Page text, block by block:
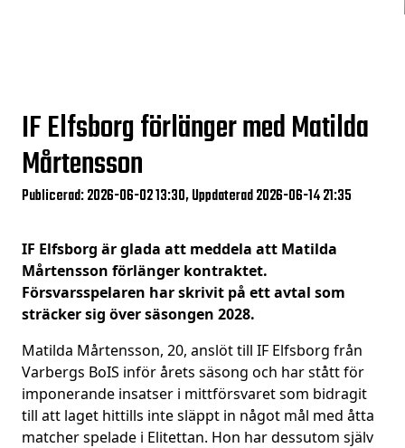
IF Elfsborg förlänger med Matilda
Mårtensson
Publicerad: 2026-06-02 13:30, Uppdaterad 2026-06-14 21:35
IF Elfsborg är glada att meddela att Matilda
Mårtensson förlänger kontraktet.
Försvarsspelaren har skrivit på ett avtal som
sträcker sig över säsongen 2028.
Matilda Mårtensson, 20, anslöt till IF Elfsborg från
Varbergs BoIS inför årets säsong och har stått för
imponerande insatser i mittförsvaret som bidragit
till att laget hittills inte släppt in något mål med åtta
matcher spelade i Elitettan. Hon har dessutom själv